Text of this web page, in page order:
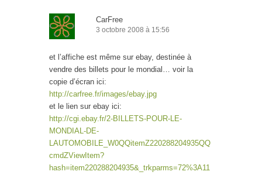
CarFree
3 octobre 2008 à 15:56
et l’affiche est même sur ebay, destinée à
vendre des billets pour le mondial… voir la
copie d’écran ici:
http://carfree.fr/images/ebay.jpg
et le lien sur ebay ici:
http://cgi.ebay.fr/2-BILLETS-POUR-LE-
MONDIAL-DE-
LAUTOMOBILE_W0QQitemZ220288204935QQ
cmdZViewItem?
hash=item220288204935&_trkparms=72%3A11